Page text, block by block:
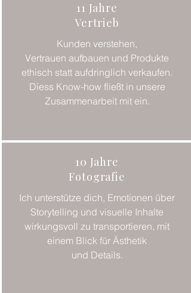
11 Jahre
Vertrieb
Kunden verstehen,
Vertrauen aufbauen und Produkte
ethisch statt aufdringlich verkaufen.
Diess Know-how fließt in unsere
Zusammenarbeit mit ein.
10 Jahre
Fotografie
Ich unterstütze dich, Emotionen über
Storytelling und visuelle Inhalte
wirkungsvoll zu transportieren, mit
einem Blick für Ästhetik
und Details.